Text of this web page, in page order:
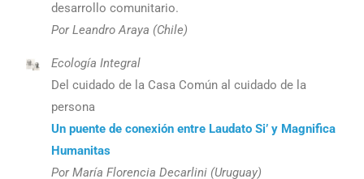
desarrollo comunitario.
Por Leandro Araya (Chile)
Ecología Integral
Del cuidado de la Casa Común al cuidado de la
persona
Un puente de conexión entre Laudato Si’ y Magnifica
Humanitas
Por María Florencia Decarlini (Uruguay)